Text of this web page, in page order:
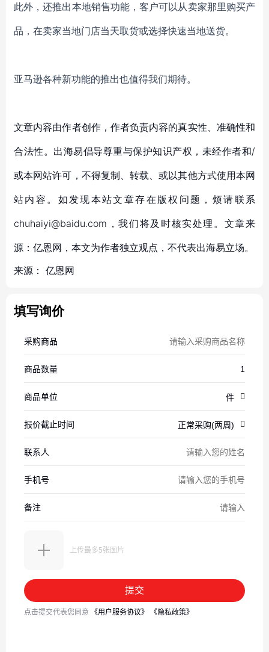
此外，还推出本地销售功能，客户可以从卖家那里购买产
品，在卖家当地门店当天取货或选择快速当地送货。
亚马逊各种新功能的推出也值得我们期待。
文章内容由作者创作，作者负责内容的真实性、准确性和
合法性。出海易倡导尊重与保护知识产权，未经作者和/
或本网站许可，不得复制、转载、或以其他方式使用本网
站内容。如发现本站文章存在版权问题，烦请联系
chuhaiyi@baidu.com，我们将及时核实处理。文章来
源：亿恩网，本文为作者独立观点，不代表出海易立场。
来源： 亿恩网
填写询价